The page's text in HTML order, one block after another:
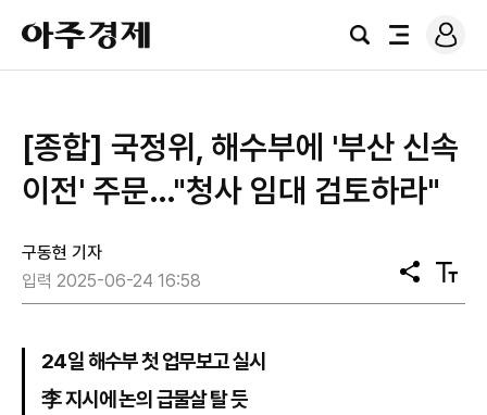
아
주
경
검
전
로
그
[종합] 국정위, 해수부에 '부산 신속
이전' 주문…"청사 임대 검토하라"
구동현 기자
입력 2025-06-24 16:58
공
유
텍
스
24일 해수부 첫 업무보고 실시
李 지시에 논의 급물살 탈 듯